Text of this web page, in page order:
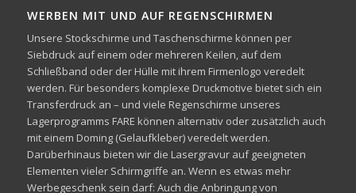
WERBEN MIT UND AUF REGENSCHIRMEN
Unsere Stockschirme und Taschenschirme können per
Siebdruck auf einem oder mehreren Keilen, auf dem
Schließband oder der Hülle mit ihrem Firmenlogo veredelt
werden. Für besonders komplexe Druckmotive bietet sich ein
Transferdruck an – und viele Regenschirme unseres
Lagerprogramms FARE können alternativ oder zusätzlich auch
mit einem Doming (Gelaufkleber) veredelt werden.
Darüberhinaus bieten wir die Lasergravur auf geeigneten
Elementen vieler Schirmgriffe an. Wenn es etwas mehr
Werbegeschenk sein darf: Auch die Anbringung von